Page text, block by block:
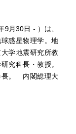
月30日 - ）は、
惑星物理学。地
学地震研究所教
究科長・教授。
長。 内閣総理大